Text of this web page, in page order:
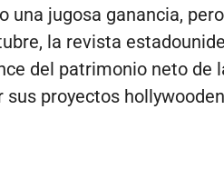
una jugosa ganancia,
la revista
del patrimonio neto de
proyectos